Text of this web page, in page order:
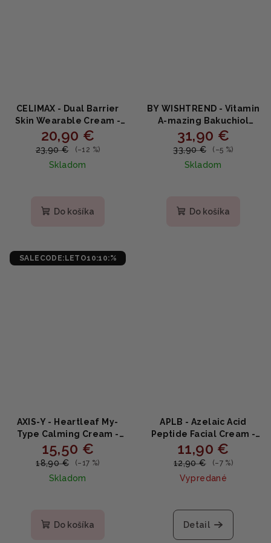
CELIMAX - Dual Barrier
Skin Wearable Cream -
Posilňujúci hydratačný
krém 50ml
20,90 €
23,90 € (–12 %)
Skladom
produktu
5
Do košíka
BY WISHTREND - Vitamin
A-mazing Bakuchiol
Night Cream - Nočný
krém s bakuchiolom a
retinoidom 30ml
31,90 €
33,90 € (–5 %)
Skladom
Do košíka
SALECODE:LETO10:10:%
AXIS-Y - Heartleaf My-
Type Calming Cream -
Upokojujúci gélový krém
s heartleaf a centellou
15,50 €
18,90 € (–17 %)
Skladom
produktu
Do košíka
APLB - Azelaic Acid
Peptide Facial Cream -
Pleťový krém s
azelaickou kyselinou a
peptidmi 55ml
11,90 €
12,90 € (–7 %)
Vypredané
Detail